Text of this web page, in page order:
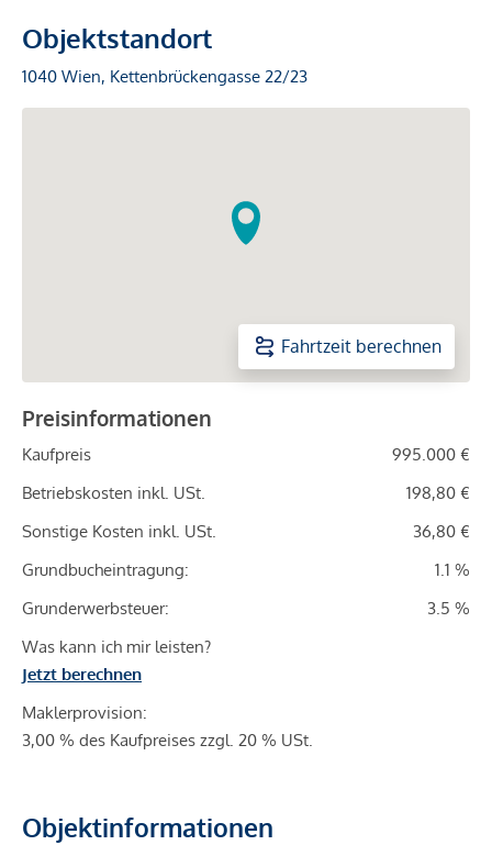
Objektstandort
1040 Wien, Kettenbrückengasse 22/23
Fahrtzeit berechnen
Preisinformationen
Kaufpreis
995.000 €
Betriebskosten inkl. USt.
198,80 €
Sonstige Kosten inkl. USt.
36,80 €
Grundbucheintragung:
1.1 %
Grunderwerbsteuer:
3.5 %
Was kann ich mir leisten?
Jetzt berechnen
Maklerprovision:
3,00 % des Kaufpreises zzgl. 20 % USt.
Objektinformationen